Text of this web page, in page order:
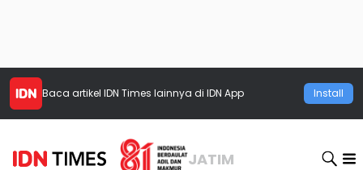
Baca artikel IDN Times lainnya di IDN App Install
JATIM